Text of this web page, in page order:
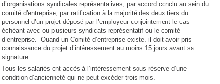
d’organisations syndicales représentatives, par accord conclu au sein du
comité d’entreprise, par ratification à la majorité des deux tiers du
personnel d’un projet déposé par l’employeur conjointement le cas
échéant avec ou plusieurs syndicats représentatif ou le comité
d’entreprise. Quand un Comité d’entreprise existe, il doit avoir pris
connaissance du projet d’intéressement au moins 15 jours avant sa
signature.
Tous les salariés ont accès à l’intéressement sous réserve d’une
condition d’ancienneté qui ne peut excéder trois mois.